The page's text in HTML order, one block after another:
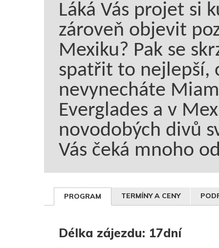
Láká Vás projet si
zároveň objevit
Mexiku? Pak se
spatřit to nejlepší,
nevynecháte
Everglades a v
novodobých divů
Vás čeká mnoho
PROGRAM TERMÍNY A CENY
Délka zájezdu: 17dní